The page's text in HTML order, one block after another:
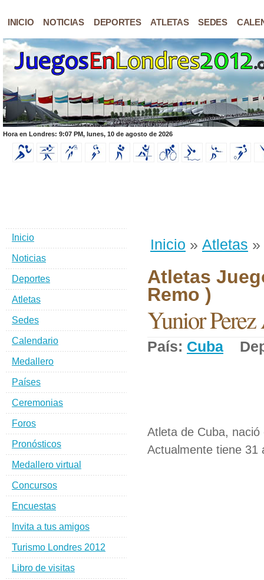
INICIO NOTICIAS DEPORTES ATLETAS SEDES
Hora en Londres: 9:07 PM, lunes, 10 de agosto de 2026
Inicio » Atletas »
Atletas
Remo )
Yunior
País: Cuba
Atleta de Cuba,
Actualmente tiene 31
Inicio
Noticias
Deportes
Atletas
Sedes
Calendario
Medallero
Países
Ceremonias
Foros
Pronósticos
Medallero virtual
Concursos
Encuestas
Invita a tus amigos
Turismo Londres 2012
Libro de visitas